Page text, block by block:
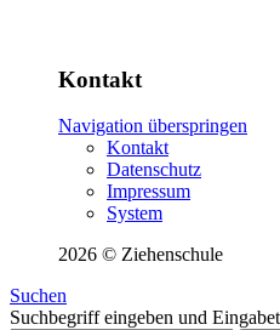
Kontakt
Navigation überspringen
Kontakt
Datenschutz
Impressum
System
2026 © Ziehenschule
Suchen
Suchbegriff eingeben und